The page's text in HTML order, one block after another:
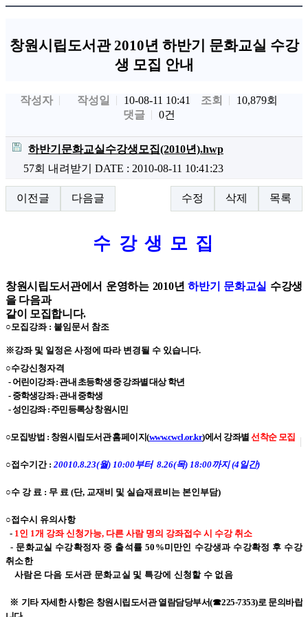
창원시립도서관 2010년 하반기 문화교실 수강
생 모집 안내
작성자 작성일 10-08-11 10:41 조회
10,879회
댓글
0건
하반기문화교실수강생모집(2010년).hwp
57회 내려받기
DATE : 2010-08-11 10:41:23
이전글 다음글 수정 삭제 목록
수 강 생 모 집
창원시립도서관에서 운영하는 2010년하반기 문화교실 수강생
을 다음과
같이 모집합니다.
○모집강좌 : 붙임문서 참조
※강좌 및 일정은 사정에 따라 변경될 수 있습니다.
○수강신청자격
- 어린이강좌 : 관내 초등학생 중 강좌별 대상 학년
- 중학생강좌 : 관내 중학생
- 성인강좌 : 주민등록상 창원시민
○모집방법 : 창원시립도서관 홈페이지(www.cwcl.or.kr)에서 강좌별선착순 모집
○접수기간 : 20010.8.23(월) 10:00부터 8.26(목) 18:00까지 (4일간)
○수 강 료 : 무 료 (단, 교재비 및 실습재료비는 본인부담)
○접수시 유의사항
- 1인 1개 강좌 신청가능, 다른 사람 명의 강좌접수 시 수강 취소
- 문화교실 수강확정자 중 출석률 50%미만인 수강생과 수강확정 후 수강
취소한
사람은 다음 도서관 문화교실 및 특강에 신청할 수 없음
※ 기타 자세한 사항은 창원시립도서관 열람담당부서(☎225-7353)로 문의바랍